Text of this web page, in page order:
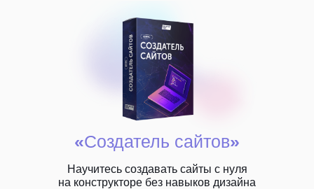
«Создатель сайтов»
Научитесь создавать сайты с нуля
на конструкторе без навыков дизайна